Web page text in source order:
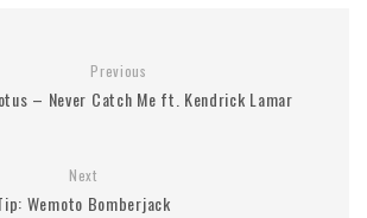
Previous
– Never Catch Me ft. Kendrick Lamar
Next
Wemoto Bomberjack